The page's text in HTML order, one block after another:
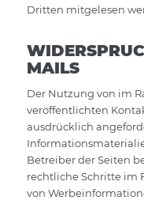
Dritten mitgelesen
MAILS
Der Nutzung von im
veröffentlichten
ausdrücklich
Betreiber der Seiten
rechtliche Schritte im
von